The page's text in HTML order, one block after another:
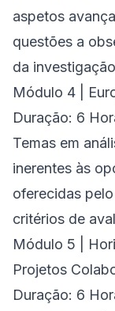
aspetos
questões a
da investigação
Módulo 4 |
Duração: 6
Temas em
inerentes às
oferecidas
critérios de
Módulo 5 |
Projetos
Duração: 6